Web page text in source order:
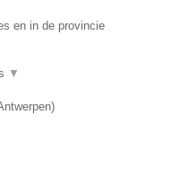
en in de provincie
▼
)